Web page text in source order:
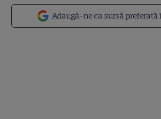
Adaugă-ne ca sursă preferată